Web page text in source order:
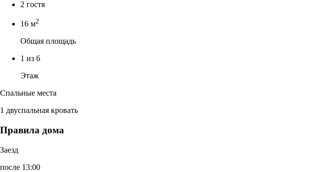
2 гостя
16 м2
Общая площадь
1 из 6
Этаж
Спальные места
1 двуспальная кровать
Правила дома
Заезд
после 13:00